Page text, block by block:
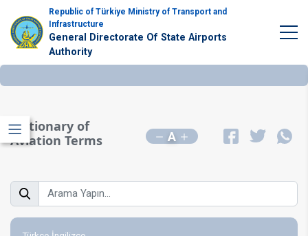
Republic of Türkiye Ministry of Transport and
Infrastructure
General Directorate Of State Airports
Authority
Dictionary of
Aviation Terms
A